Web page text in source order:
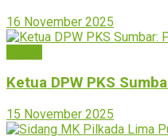
16 November 2025
Ketua DPW PKS
15 November 2025